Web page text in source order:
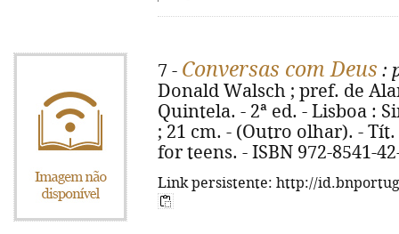
7 - Conversas com Deus :
Donald Walsch ; pref. de
Quintela. - 2ª ed. - Lisboa :
; 21 cm. - (Outro olhar). -
for teens. - ISBN 972-8541-
Link persistente: http://